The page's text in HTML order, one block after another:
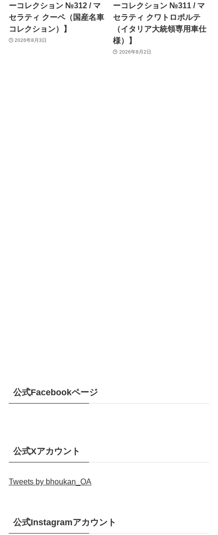
ーコレクション №312 / マ
セラティ クーペ（国産名車
コレクション）】
2026年8月3日
ーコレクション №311 / マ
セラティ クワトロポルテ
（イタリア大統領専用車仕
様）】
2026年8月2日
公式Facebookページ
公式Xアカウント
Tweets by bhoukan_OA
公式Instagramアカウント